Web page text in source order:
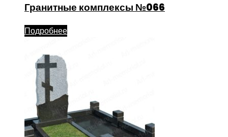
Гранитные комплексы №066
Подробнее